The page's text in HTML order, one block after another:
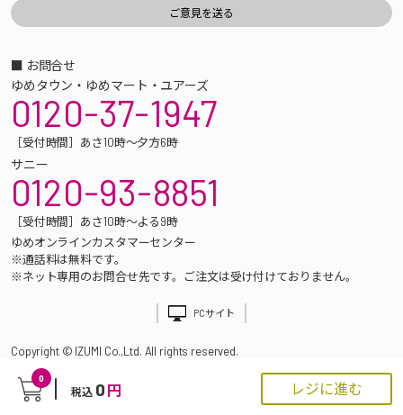
0
税込 0 円 レジに進む
■ お問合せ
ゆめタウン・ゆめマート・ユアーズ
0120-37-1947
［受付時間］あさ10時～夕方6時
サニー
0120-93-8851
［受付時間］あさ10時～よる9時
ゆめオンラインカスタマーセンター
※通話料は無料です。
※ネット専用のお問合せ先です。ご注文は受け付けておりません。
PCサイト
Copyright © IZUMI Co.,Ltd. All rights reserved.